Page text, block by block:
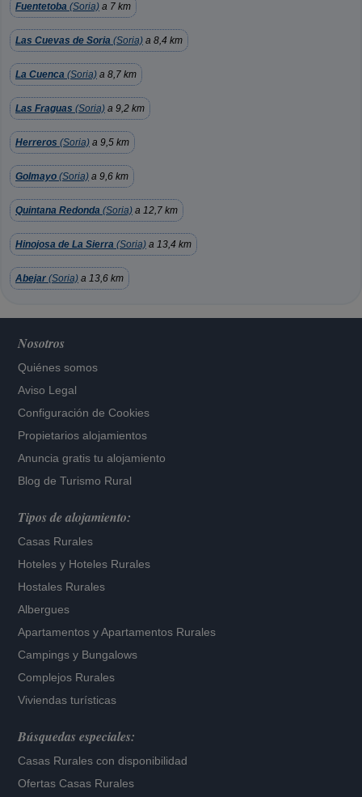
Fuentetoba (Soria) a 7 km
Las Cuevas de Soria (Soria) a 8,4 km
La Cuenca (Soria) a 8,7 km
Las Fraguas (Soria) a 9,2 km
Herreros (Soria) a 9,5 km
Golmayo (Soria) a 9,6 km
Quintana Redonda (Soria) a 12,7 km
Hinojosa de La Sierra (Soria) a 13,4 km
Abejar (Soria) a 13,6 km
Nosotros
Quiénes somos
Aviso Legal
Configuración de Cookies
Propietarios alojamientos
Anuncia gratis tu alojamiento
Blog de Turismo Rural
Tipos de alojamiento:
Casas Rurales
Hoteles y Hoteles Rurales
Hostales Rurales
Albergues
Apartamentos yApartamentos Rurales
Campings y Bungalows
Complejos Rurales
Viviendas turísticas
Búsquedas especiales:
Casas Rurales con disponibilidad
Ofertas Casas Rurales